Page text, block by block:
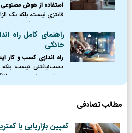
استفاده از هوش
فانتزی نیست، بلکه یک
اقتصاد دیجیتال امروز است.
راهنمای کامل راه
خانگی
راه اندازی کسب و کار
دست‌نیافتنی نیست،
دسترس برای هر فرد
جامع، نقشه راه کاملی از
مطالب تصادفی
کمپین بازاریابی با